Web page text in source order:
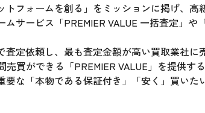
フォームを創る」をミッションに掲げ、高
サービス「PREMIER VALUE 一括査定」や「
定依頼し、最も査定金額が高い買取業社に
買ができる「PREMIER VALUE」を提供す
な「本物である保証付き」「安く」買いた